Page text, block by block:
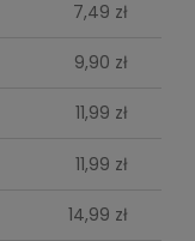
7,49 zł
9,90 zł
11,99 zł
11,99 zł
14,99 zł